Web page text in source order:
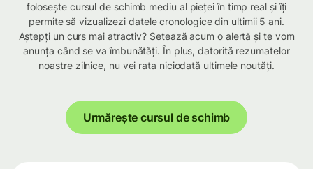
folosește cursul de schimb mediu al pieței în timp real și îți
permite să vizualizezi datele cronologice din ultimii 5 ani.
Aștepți un curs mai atractiv? Setează acum o alertă și te vom
anunța când se va îmbunătăți. În plus, datorită rezumatelor
noastre zilnice, nu vei rata niciodată ultimele noutăți.
Urmărește cursul de schimb